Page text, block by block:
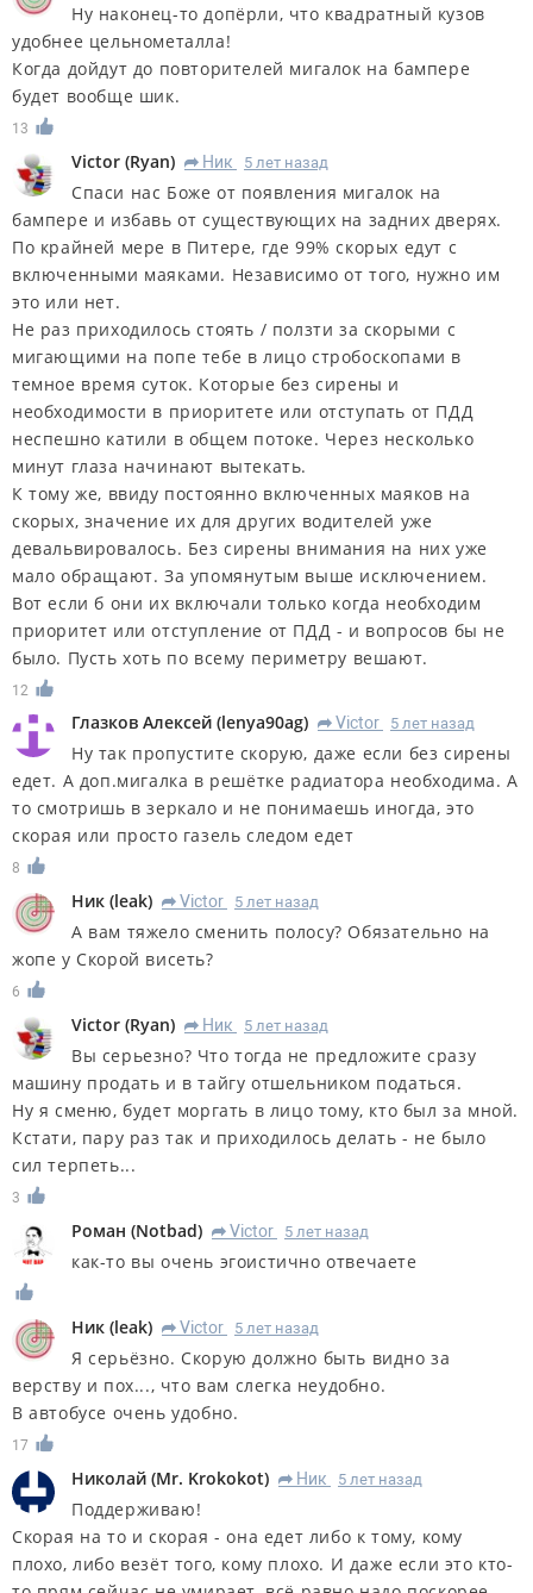
Ну наконец-то допёрли, что квадратный кузов
удобнее цельнометалла!
Когда дойдут до повторителей мигалок на бампере
будет вообще шик.
13
Victor (Ryan) R Ник 5 лет назад
Спаси нас Боже от появления мигалок на
бампере и избавь от существующих на задних дверях.
По крайней мере в Питере, где 99% скорых едут с
включенными маяками. Независимо от того, нужно им
это или нет.
Не раз приходилось стоять / ползти за скорыми с
мигающими на попе тебе в лицо стробоскопами в
темное время суток. Которые без сирены и
необходимости в приоритете или отступать от ПДД
неспешно катили в общем потоке. Через несколько
минут глаза начинают вытекать.
К тому же, ввиду постоянно включенных маяков на
скорых, значение их для других водителей уже
девальвировалось. Без сирены внимания на них уже
мало обращают. За упомянутым выше исключением.
Вот если б они их включали только когда необходим
приоритет или отступление от ПДД - и вопросов бы не
было. Пусть хоть по всему периметру вешают.
12
Глазков Алексей (lenya90ag) R Victor 5 лет назад
Ну так пропустите скорую, даже если без сирены
едет. А доп.мигалка в решётке радиатора необходима. А
то смотришь в зеркало и не понимаешь иногда, это
скорая или просто газель следом едет
8
Ник (leak) R Victor 5 лет назад
А вам тяжело сменить полосу? Обязательно на
жопе у Скорой висеть?
6
Victor (Ryan) R Ник 5 лет назад
Вы серьезно? Что тогда не предложите сразу
машину продать и в тайгу отшельником податься.
Ну я сменю, будет моргать в лицо тому, кто был за мной.
Кстати, пару раз так и приходилось делать - не было
сил терпеть...
3
Роман (Notbad) R Victor 5 лет назад
как-то вы очень эгоистично отвечаете
Ник (leak) R Victor 5 лет назад
Я серьёзно. Скорую должно быть видно за
верству и пох..., что вам слегка неудобно.
В автобусе очень удобно.
17
Николай (Mr. Krokokot) R Ник 5 лет назад
Поддерживаю!
Скорая на то и скорая - она едет либо к тому, кому
плохо, либо везёт того, кому плохо. И даже если это кто-